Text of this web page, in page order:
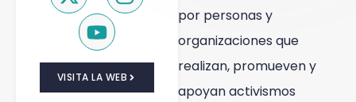
VISITA LA WEB
por personas y
organizaciones que
realizan, promueven y
apoyan activismos